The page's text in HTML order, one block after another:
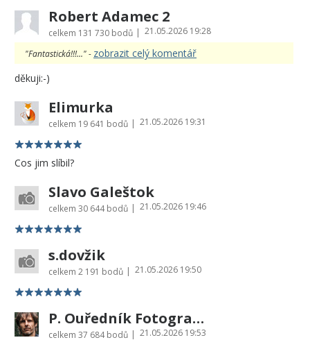
Robert Adamec 2
celkem 131 730 bodů | 21.05.2026 19:28
"Fantastická!!!..." - zobrazit celý komentář
děkuji:-)
Elimurka
celkem 19 641 bodů | 21.05.2026 19:31
Cos jim slíbil?
Slavo Galeštok
celkem 30 644 bodů | 21.05.2026 19:46
s.dovžik
celkem 2 191 bodů | 21.05.2026 19:50
P. Ouředník Fotografie Šumavy
celkem 37 684 bodů | 21.05.2026 19:53